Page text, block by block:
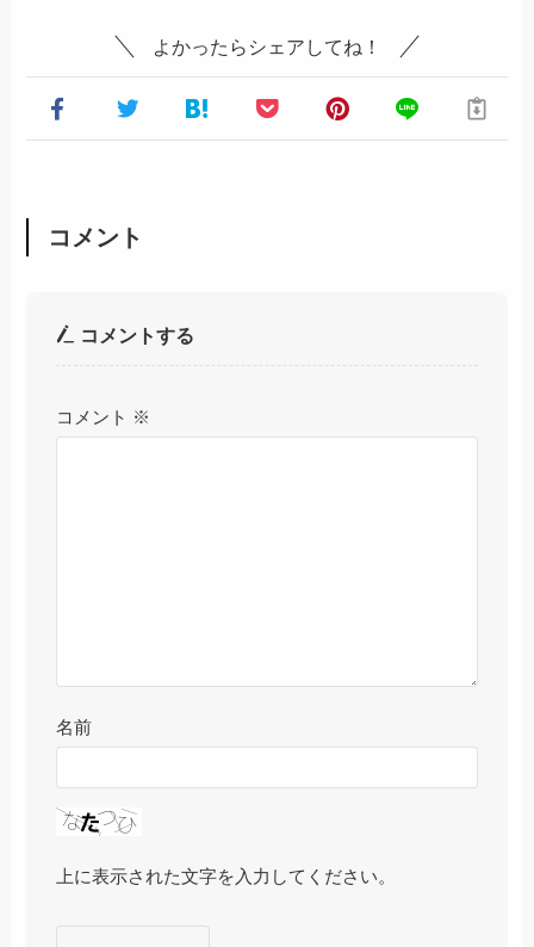
よかったらシェアしてね！
コメント
コメントする
コメント ※
名前
上に表示された文字を入力してください。